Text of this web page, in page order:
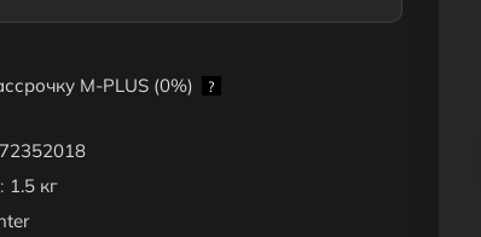
M-PLUS (0%) ?
1.5 кг